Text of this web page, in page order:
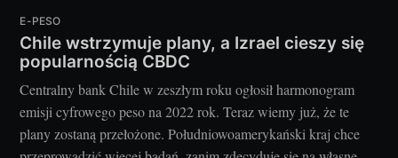
E-PESO
Chile wstrzymuje plany, a Izrael cieszy się
popularnością CBDC
Centralny bank Chile w zeszłym roku ogłosił harmonogram
emisji cyfrowego peso na 2022 rok. Teraz wiemy już, że te
plany zostaną przełożone. Południowoamerykański kraj chce